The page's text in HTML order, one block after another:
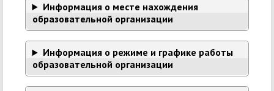
Информация о месте нахождения
образовательной организации
Информация о режиме и графике работы
образовательной организации